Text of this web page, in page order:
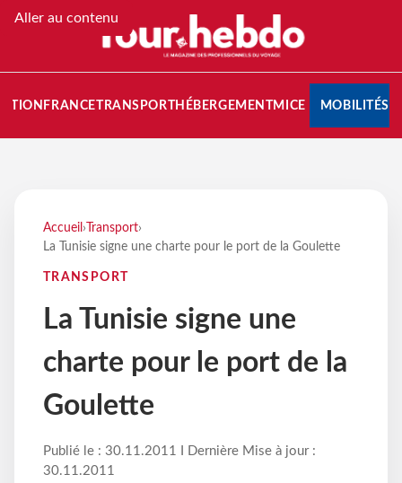
Aller au contenu
FRANCETRANSPORT HÉBERGEMENTMICE MOBILITÉS
Accueil › Transport›
La Tunisie signe une charte pour le port de la Goulette
TRANSPORT
La Tunisie signe une
charte pour le port de la
Goulette
Publié le : 30.11.2011 I Dernière Mise à jour :
30.11.2011